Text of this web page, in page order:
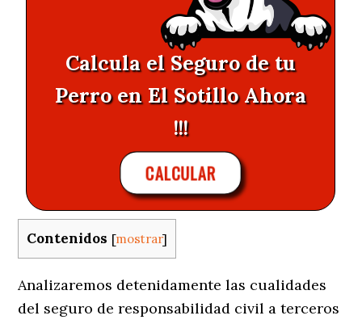
Calcula el Seguro de tu
Perro en El Sotillo Ahora
!!!
CALCULAR
Contenidos [mostrar]
Analizaremos detenidamente las cualidades
del seguro de responsabilidad civil a terceros